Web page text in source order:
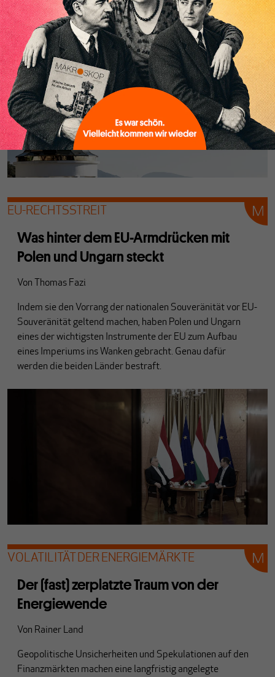
Kontinent. Aufgrund dieses strategischen Wertes droht der
Krieg zum Schlachtfeld der Nuklearmächte zu werden.
EU-RECHTSSTREIT
Was hinter dem EU-Armdrücken mit
Polen und Ungarn steckt
Von Thomas Fazi
Indem sie den Vorrang der nationalen Souveränität vor EU-
Souveränität geltend machen, haben Polen und Ungarn
eines der wichtigsten Instrumente der EU zum Aufbau
eines Imperiums ins Wanken gebracht. Genau dafür
werden die beiden Länder bestraft.
VOLATILITÄT DER ENERGIEMÄRKTE
Der (fast) zerplatzte Traum von der
Energiewende
Von Rainer Land
Geopolitische Unsicherheiten und Spekulationen auf den
Finanzmärkten machen eine langfristig angelegte